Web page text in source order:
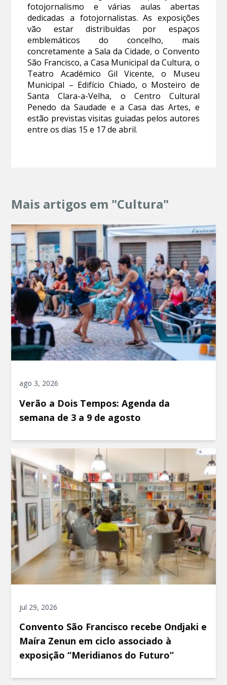
fotojornalismo e várias aulas abertas
dedicadas a fotojornalistas. As exposições
vão estar distribuídas por espaços
emblemáticos do concelho, mais
concretamente a Sala da Cidade, o Convento
São Francisco, a Casa Municipal da Cultura, o
Teatro Académico Gil Vicente, o Museu
Municipal – Edifício Chiado, o Mosteiro de
Santa Clara-a-Velha, o Centro Cultural
Penedo da Saudade e a Casa das Artes, e
estão previstas visitas guiadas pelos autores
entre os dias 15 e 17 de abril.
Mais artigos em "Cultura"
ago 3, 2026
Verão a Dois Tempos: Agenda da
semana de 3 a 9 de agosto
jul 29, 2026
Convento São Francisco recebe Ondjaki e
Maíra Zenun em ciclo associado à
exposição “Meridianos do Futuro”